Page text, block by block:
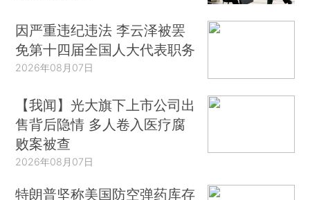
因严重违纪违法 李云泽被罢
免第十四届全国人大代表职务
2026年08月07日
【我闻】光大旗下上市公司出
售背后隐情 多人卷入医疗腐
败案被查
2026年08月07日
特朗普坚称美国防空弹药库存